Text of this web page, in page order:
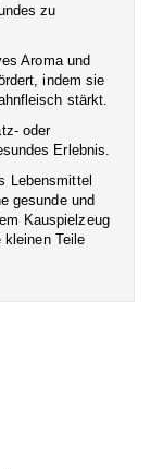
zu
Aroma und
indem sie
stärkt.
oder
Erlebnis.
Lebensmittel
gesunde und
Kauspielzeug
Teile